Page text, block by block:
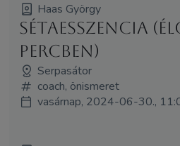
Haas György
Sétaesszencia
percben)
Serpasátor
coach, önismeret
vasárnap, 2024-06-30.,